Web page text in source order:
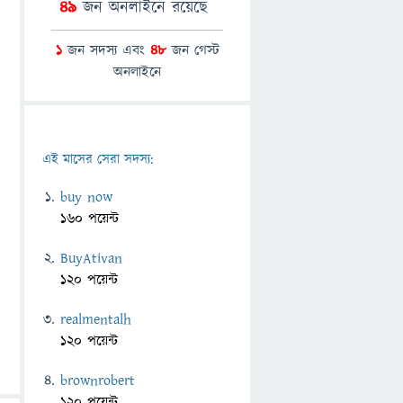
49 জন অনলাইনে রয়েছে
1জন সদস্য এবং 48জন গেস্ট
অনলাইনে
এই মাসের সেরা সদস্য:
buy now
160 পয়েন্ট
BuyAtivan
120 পয়েন্ট
realmentalh
120 পয়েন্ট
brownrobert